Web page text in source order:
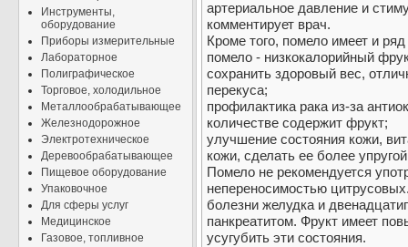
Инструменты,
оборудование
Приборы измерительные
Лабораторное
Полиграфическое
Торговое, холодильное
Металлообрабатывающее
Железнодорожное
Электротехническое
Деревообрабатывающее
Пищевое оборудование
Упаковочное
Для сферы услуг
Медицинское
Газовое, топливное
артериальное давление и
комментирует врач.
Кроме того, помело имеет и
помело - низкокалорийный
сохранить здоровый вес,
перекуса;
профилактика рака из-за
количестве содержит фрукт;
улучшение состояния кожи,
кожи, сделать ее более
Помело не рекомендуется
непереносимостью
болезни желудка и
панкреатитом. Фрукт имеет
усугубить эти состояния.